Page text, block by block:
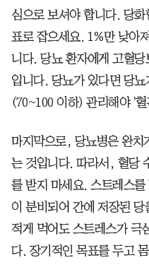
심으로 보셔야 합니다. 당
표로 잡으세요. 1%만 낮아
니다. 당뇨 환자에게 고혈
입니다. 당뇨가 있다면 당뇨
(70~100 이하) 관리해야 '
마지막으로, 당뇨병은 완치
는 것입니다. 따라서, 혈당
를 받지 마세요. 스트레스
이 분비되어 간에 저장된
적게 먹어도 스트레스가 극
다. 장기적인 목표를 두고